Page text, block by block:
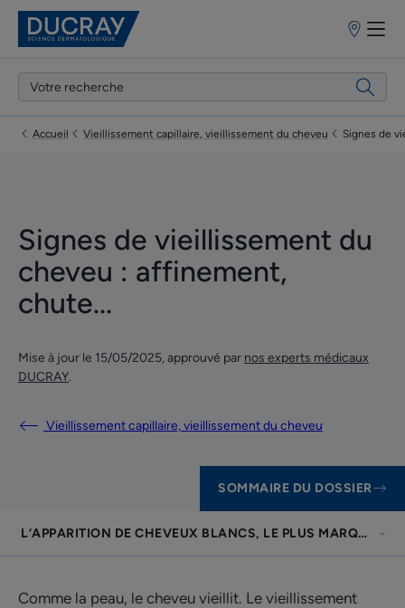
Points
vente
Accueil Vieillissement capillaire, vieillissement du cheveu Signes de
Signes de vieillissement du
cheveu : affinement,
chute...
Mise à jour le 15/05/2025, approuvé par nos experts médicaux
DUCRAY.
Vieillissement capillaire, vieillissement du cheveu
SOMMAIRE DU DOSSIER
L’APPARITION DE CHEVEUX BLANCS, LE PLUS MARQUANT
Comme la peau, le cheveu vieillit. Le vieillissement